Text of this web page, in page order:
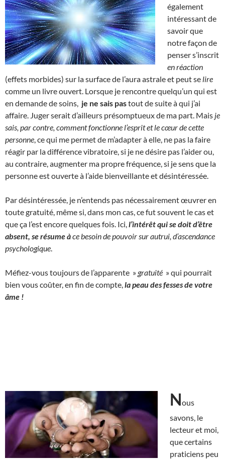
également
intéressant de
savoir que
notre façon de
penser s’inscrit
en réaction
(effets morbides) sur la surface de l’aura astrale et peut se lire
comme un livre ouvert. Lorsque je rencontre quelqu’un qui est
en demande de soins, je ne sais pastout de suite à qui j’ai
affaire. Juger serait d’ailleurs présomptueux de ma part. Mais je
sais, par contre, comment fonctionne l’esprit et le cœur de cette
personne , ce qui me permet de m’adapter à elle, ne pas la faire
réagir par la différence vibratoire, si je ne désire pas l’aider ou,
au contraire, augmenter ma propre fréquence, si je sens que la
personne est ouverte à l’aide bienveillante et désintéressée.
Par désintéressée, je n’entends pas nécessairement œuvrer en
toute gratuité, même si, dans mon cas, ce fut souvent le cas et
que ça l’est encore quelques fois. Ici, l’intérêt qui se doit d’être
absent, se résume àce besoin de pouvoir sur autrui, d’ascendance
psychologique
Méfiez-vous toujours de l’apparente » gratuité » qui pourrait
bien vous coûter, en fin de compte, la peau des fesses de votre
âme !
Nous
savons, le
lecteur et moi,
que certains
praticiens peu